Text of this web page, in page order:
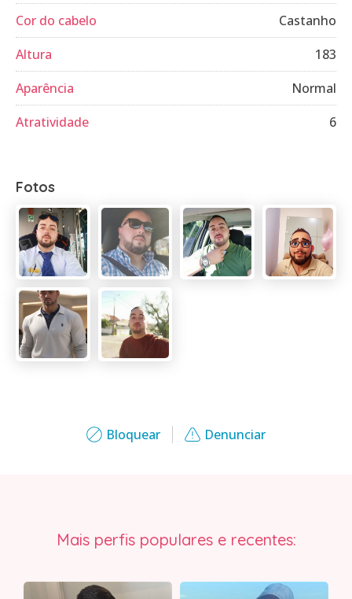
Bloquear Denunciar
Cor do cabelo
Castanho
Altura
183
Aparência
Normal
Atratividade
6
Fotos
Mais perfis populares e recentes: